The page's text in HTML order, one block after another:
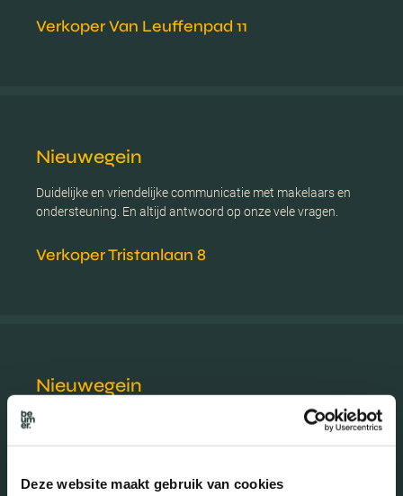
Deze website maakt gebruik van cookies
Verkoper Van Leuffenpad 11
Nieuwegein
Duidelijke en vriendelijke communicatie met makelaars en
ondersteuning. En altijd antwoord op onze vele vragen.
Verkoper Tristanlaan 8
Nieuwegein
Fijne makelaar! Helder en duidelijk in de communicatie over